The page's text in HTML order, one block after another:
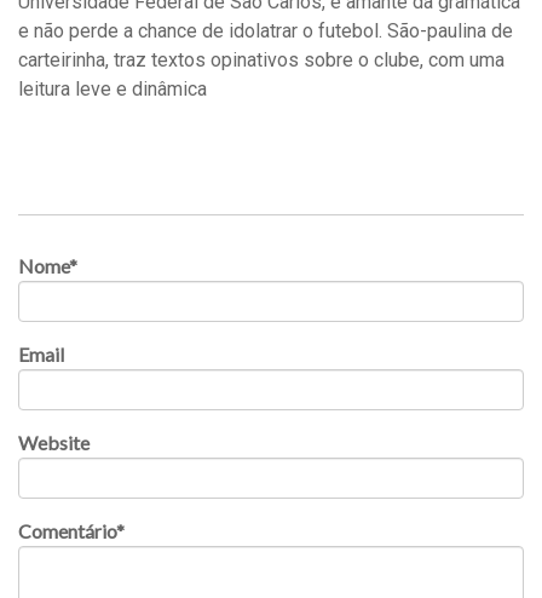
e não perde a chance de idolatrar o futebol. São-paulina de
carteirinha, traz textos opinativos sobre o clube, com uma
leitura leve e dinâmica
Nome*
Email
Website
Comentário*